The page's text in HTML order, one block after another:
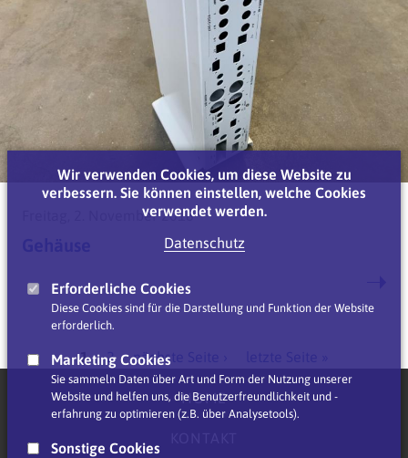
Wir verwenden Cookies, um diese Website zu
verbessern. Sie können einstellen, welche Cookies
verwendet werden.
Datenschutz
Erforderliche Cookies
Diese Cookies sind für die Darstellung und Funktion der Website
erforderlich.
Marketing Cookies
Sie sammeln Daten über Art und Form der Nutzung unserer
Website und helfen uns, die Benutzerfreundlichkeit und -
erfahrung zu optimieren (z.B. über Analysetools).
Sonstige Cookies
Freitag, 2. November 2018
Seiten 1 2 nächste Seite ›
HOME